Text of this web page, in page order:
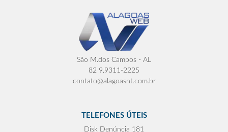
São M.dos Campos - AL
82 9.9311-2225
contato@alagoasnt.com.br
TELEFONES ÚTEIS
Disk Denúncia 181